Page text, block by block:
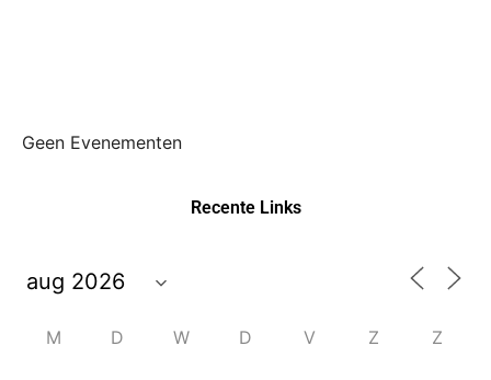
Geen Evenementen
Recente Links
M D W D V Z Z